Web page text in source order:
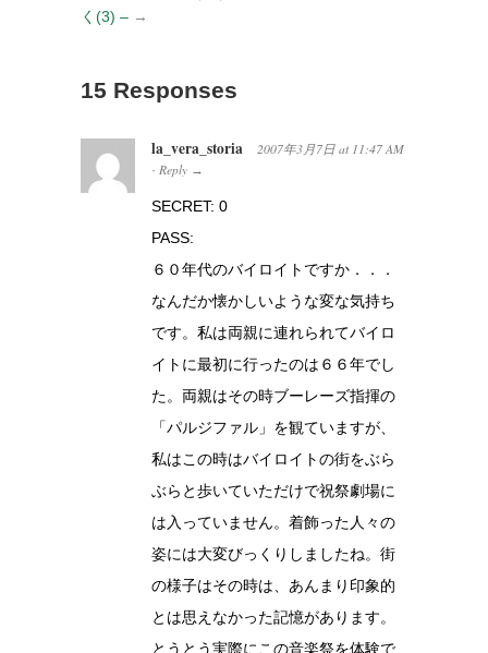
く(3) – →
15 Responses
la_vera_storia 2007年3月7日 at 11:47 AM
· Reply →
SECRET: 0
PASS:
６０年代のバイロイトですか．．．
なんだか懐かしいような変な気持ち
です。私は両親に連れられてバイロ
イトに最初に行ったのは６６年でし
た。両親はその時ブーレーズ指揮の
「パルジファル」を観ていますが、
私はこの時はバイロイトの街をぶら
ぶらと歩いていただけで祝祭劇場に
は入っていません。着飾った人々の
姿には大変びっくりしましたね。街
の様子はその時は、あんまり印象的
とは思えなかった記憶があります。
とうとう実際にこの音楽祭を体験で